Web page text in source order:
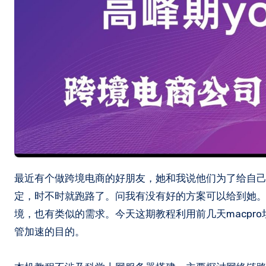
最近有个做跨境电商的好朋友，她和我说他们为了给自己的独立站引流，需要在YouTube上面做一下视频。但是机场非常不稳
定，时不时就跑路了。问我有没有好的方案可以给到她
境，也有类似的需求。今天这期教程利用前几天
管加速的目的。